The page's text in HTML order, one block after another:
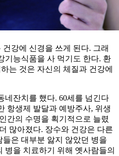
강에 신경을 쓰게 된다. 그래
기능식품을 사 먹기도 한다. 환
는 것은 자신의 체질과 건강에
네잔치를 했다. 60세를 넘긴다
항생제 발달과 예방주사, 위생
간의 수명을 획기적으로 늘렸
많아졌다. 장수와 건강은 다른
은 대부분 앓지 않았던 병을
병을 치료하기 위해 옛사람들의